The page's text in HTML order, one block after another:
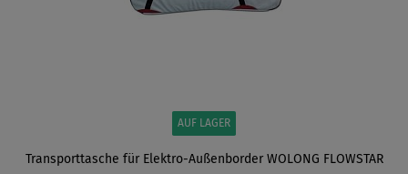
AUF LAGER
Transporttasche für Elektro-Außenborder WOLONG ​FLOWSTAR